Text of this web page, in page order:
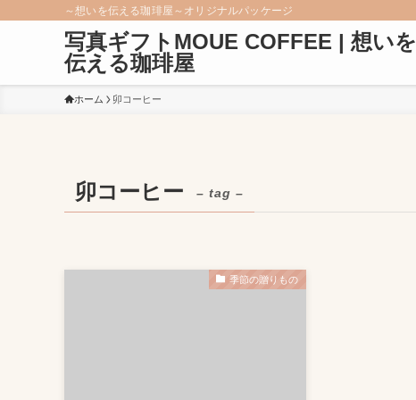
～想いを伝える珈琲屋～オリジナルパッケージ
写真ギフトMOUE COFFEE | 想いを
伝える珈琲屋
ホーム 卯コーヒー
卯コーヒー – tag –
季節の贈りもの